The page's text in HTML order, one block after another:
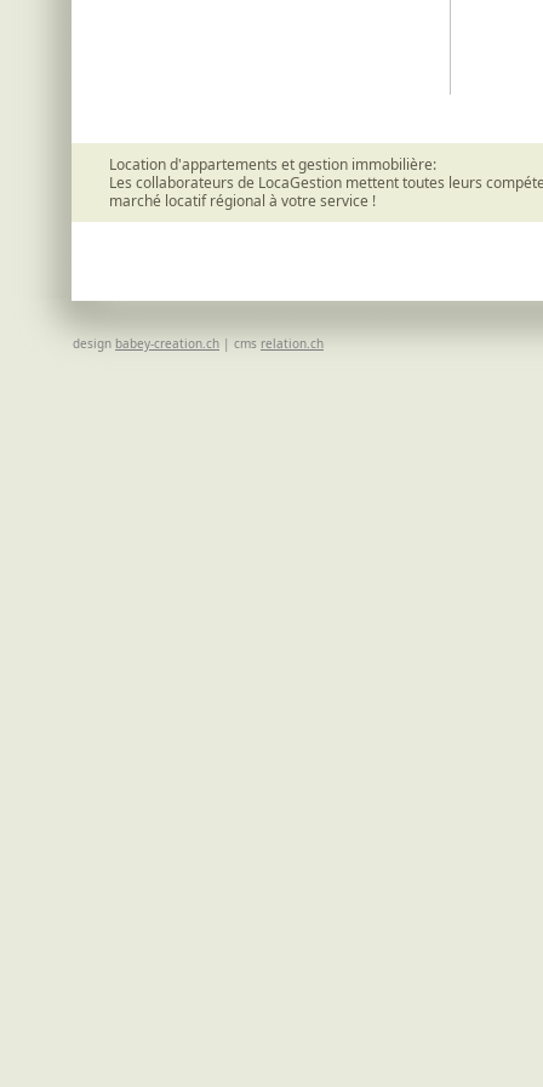
Location d'appartements et gestion immobilière:
Les collaborateurs de LocaGestion mettent toutes leurs
marché locatif régional à votre service !
design babey-creation.ch | cms relation.ch